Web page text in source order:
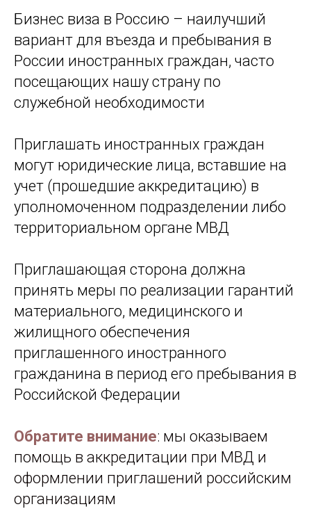
Бизнес виза в Россию – наилучший
вариант для въезда и пребывания в
России иностранных граждан, часто
посещающих нашу страну по
служебной необходимости
Приглашать иностранных граждан
могут юридические лица, вставшие на
учет (прошедшие аккредитацию) в
уполномоченном подразделении либо
территориальном органе МВД
Приглашающая сторона должна
принять меры по реализации гарантий
материального, медицинского и
жилищного обеспечения
приглашенного иностранного
гражданина в период его пребывания в
Российской Федерации
Обратите внимание: мы оказываем
помощь в аккредитации при МВД и
оформлении приглашений российским
организациям